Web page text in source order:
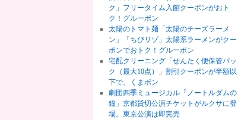
ク」フリータイム入館クーポンがおト
ク！グルーポン
太陽のトマト麺「太陽のチーズラーメ
ン」「ちびリゾ」太陽系ラーメンがクー
ポンでおトク！グルーポン
宅配クリーニング「せんたく便保管パッ
ク（最大10点）」割引クーポンが半額以
下で。くまポン
劇団四季ミュージカル「ノートルダムの
鐘」京都貸切公演チケットがルクサに登
場。東京公演は即完売